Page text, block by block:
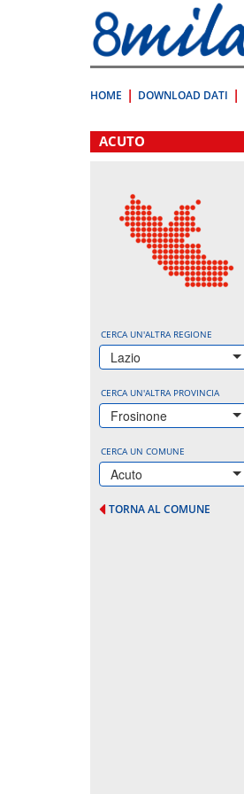
direttamente
a:
Contenuto
HOME DOWNLOAD DATI
.
ACUTO
CERCA UN'ALTRA REGIONE
Lazio
CERCA UN'ALTRA PROVINCIA
Frosinone
CERCA UN COMUNE
Acuto
TORNA AL COMUNE